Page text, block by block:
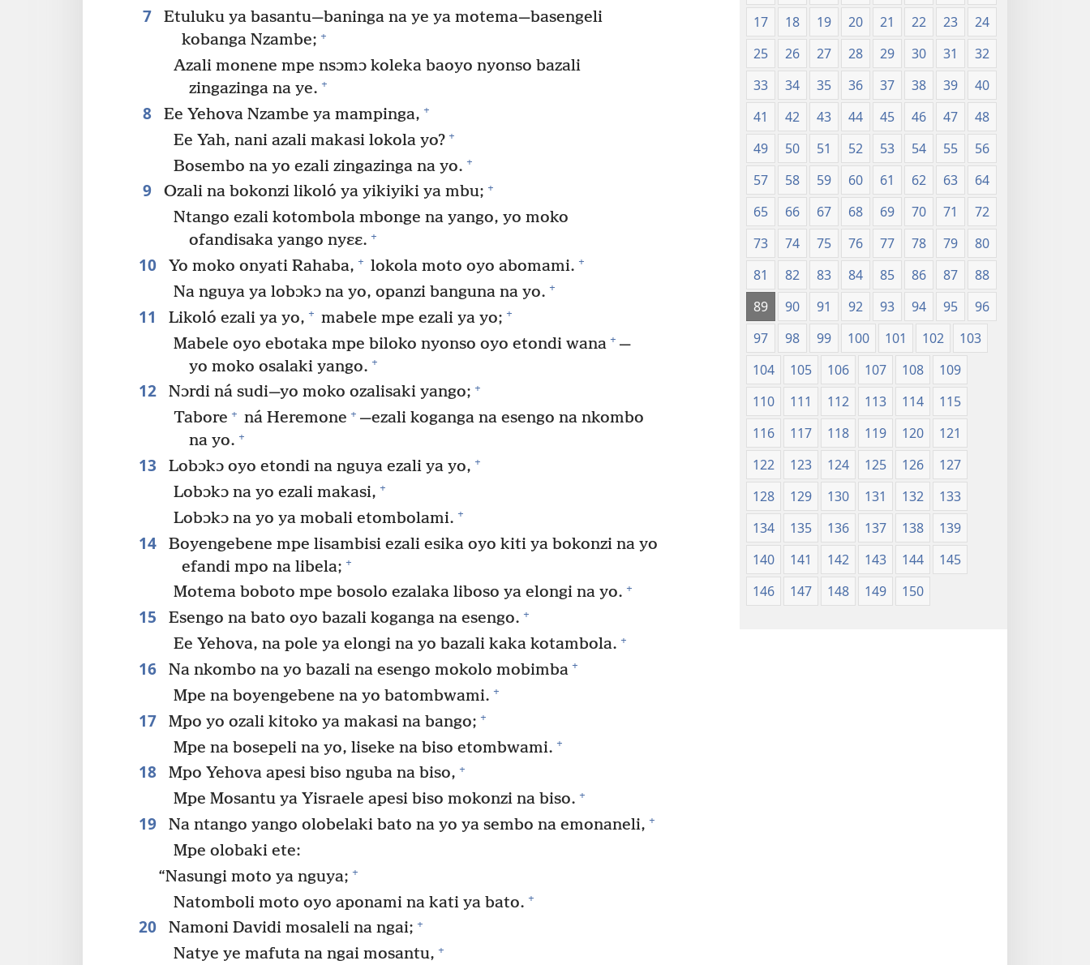
7
Etuluku ya basantu​—baninga na ye ya motema—​basengeli
kobanga Nzambe; +
Azali monene mpe nsɔmɔ koleka baoyo nyonso bazali
zingazinga na ye. +
8 Ee Yehova Nzambe ya mampinga, +
Ee Yah, nani azali makasi lokola yo? +
Bosembo na yo ezali zingazinga na yo. +
9 Ozali na bokonzi likoló ya yikiyiki ya mbu; +
Ntango ezali kotombola mbonge na yango, yo moko
ofandisaka yango nyɛɛ. +
10 Yo moko onyati Rahaba, + lokola moto oyo abomami. +
Na nguya ya lobɔkɔ na yo, opanzi banguna na yo. +
11 Likoló ezali ya yo, + mabele mpe ezali ya yo; +
Mabele oyo ebotaka mpe biloko nyonso oyo etondi wana + ​—
yo moko osalaki yango. +
12 Nɔrdi ná sudi​—yo moko ozalisaki yango; +
Tabore + ná Heremone + ​—ezali koganga na esengo na nkombo
na yo. +
13 Lobɔkɔ oyo etondi na nguya ezali ya yo, +
Lobɔkɔ na yo ezali makasi, +
Lobɔkɔ na yo ya mobali etombolami. +
14
Boyengebene mpe lisambisi ezali esika oyo kiti ya bokonzi na yo
efandi mpo na libela; +
Motema boboto mpe bosolo ezalaka liboso ya elongi na yo. +
15 Esengo na bato oyo bazali koganga na esengo. +
Ee Yehova, na pole ya elongi na yo bazali kaka kotambola. +
16 Na nkombo na yo bazali na esengo mokolo mobimba +
Mpe na boyengebene na yo batombwami. +
17 Mpo yo ozali kitoko ya makasi na bango; +
Mpe na bosepeli na yo, liseke na biso etombwami. +
18 Mpo Yehova apesi biso nguba na biso, +
Mpe Mosantu ya Yisraele apesi biso mokonzi na biso. +
19 Na ntango yango olobelaki bato na yo ya sembo na emonaneli, +
Mpe olobaki ete:
“Nasungi moto ya nguya; +
Natomboli moto oyo aponami na kati ya bato. +
20 Namoni Davidi mosaleli na ngai; +
Natye ye mafuta na ngai mosantu, +
17
18 19 20 21 22 23
24
25
26 27 28 29 30 31
32
33
34 35 36 37 38 39
40
41
42 43 44 45 46 47
48
49
50 51 52 53 54 55
56
57
58 59 60 61 62 63
64
65
66 67 68 69 70 71
72
73
74 75 76 77 78 79
80
81
82 83 84 85 86 87
88
89
90 91 92 93 94 95
96
97
98 99 100 101 102
103
104
105 106 107 108
109
110
111 112 113 114
115
116
117 118 119 120
121
122
123 124 125 126
127
128
129 130 131 132
133
134
135 136 137 138
139
140
141 142 143 144
145
146
147 148 149 150